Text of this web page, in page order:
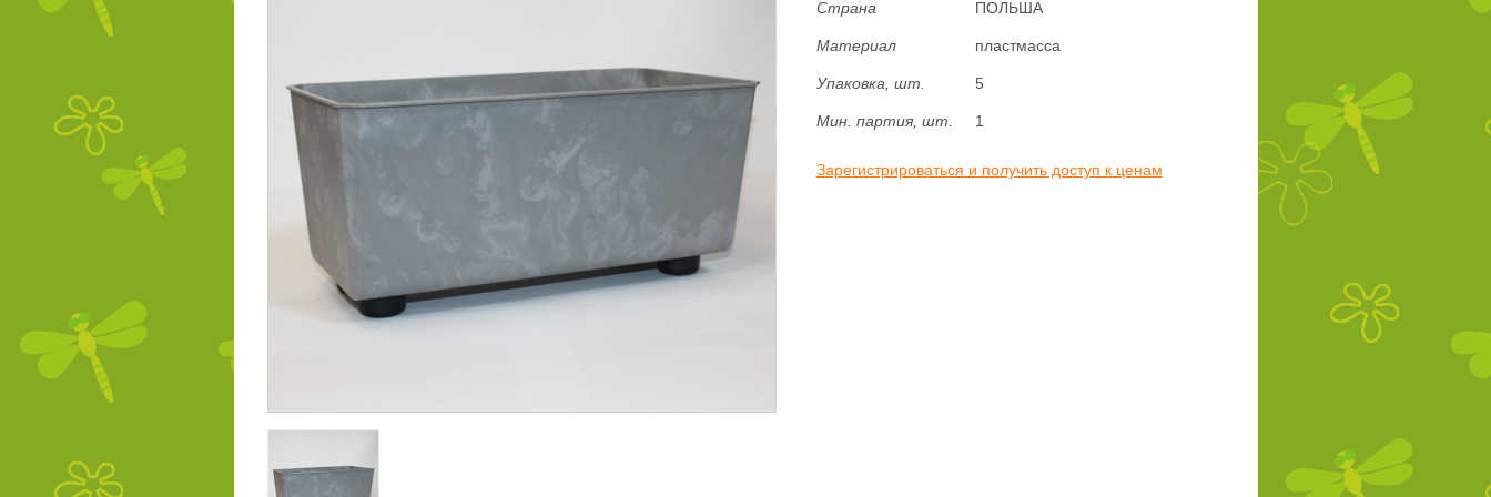
Страна ПОЛЬША
Материал пластмасса
Упаковка, шт. 5
Мин. партия, шт. 1
Зарегистрироваться и получить доступ к ценам